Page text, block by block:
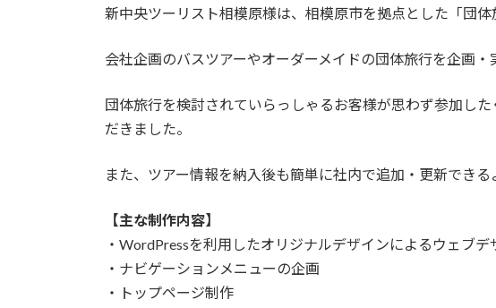
新中央ツーリスト相模原様は、相模原市を拠点とした「団体
会社企画のバスツアーやオーダーメイドの団体旅行を企画・
団体旅行を検討されていらっしゃるお客様が思わず参加し
だきました。
また、ツアー情報を納入後も簡単に社内で追加・更新できる
【主な制作内容】
・WordPressを利用したオリジナルデザインによるウェブデ
・ナビゲーションメニューの企画
・トップページ制作